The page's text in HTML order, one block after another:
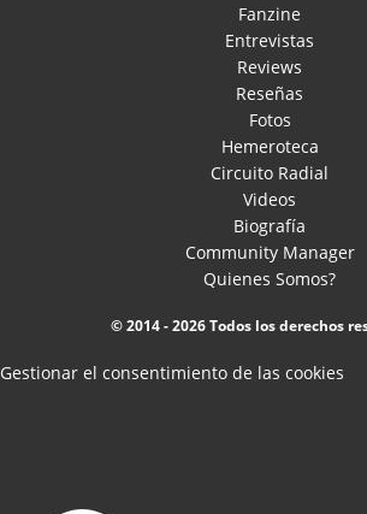
Fanzine
Entrevistas
Reviews
Reseñas
Fotos
Hemeroteca
Circuito Radial
Videos
Biografía
Community Manager
Quienes Somos?
© 2014 - 2026 Todos los derechos
Gestionar el consentimiento de las cookies